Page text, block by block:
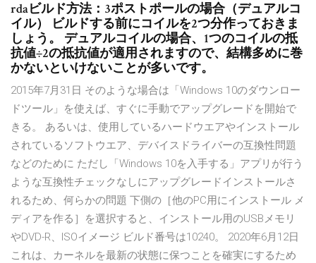
rdaビルド方法：3ポストポールの場合（デュアルコ
イル） ビルドする前にコイルを2つ分作っておきま
しょう。 デュアルコイルの場合、1つのコイルの抵
抗値÷2の抵抗値が適用されますので、結構多めに巻
かないといけないことが多いです。
2015年7月31日 そのような場合は「Windows 10のダウンロー
ドツール」を使えば、すぐに手動でアップグレードを開始で
きる。 あるいは、使用しているハードウエアやインストール
されているソフトウエア、デバイスドライバーの互換性問題
などのために ただし「Windows 10を入手する」アプリが行う
ような互換性チェックなしにアップグレードインストールさ
れるため、何らかの問題 下側の［他のPC用にインストール メ
ディアを作る］を選択すると、インストール用のUSBメモリ
やDVD-R、ISOイメージ ビルド番号は10240。 2020年6月12日
これは、カーネルを最新の状態に保つことを確実にするため